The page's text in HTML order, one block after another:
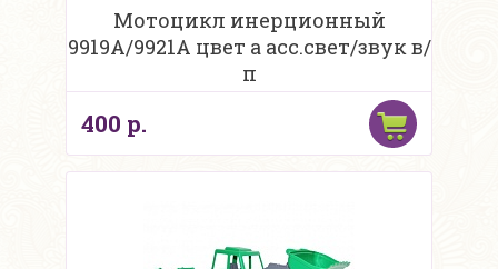
Мотоцикл инерционный
9919A/9921A цвет а асс.свет/звук в/
п
400 р.